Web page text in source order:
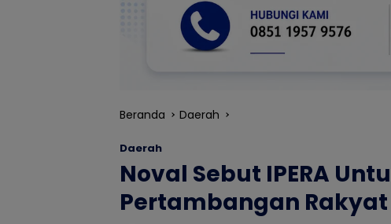
Beranda Daerah
Daerah
Noval Sebut IPERA
Pertambangan Rakyat